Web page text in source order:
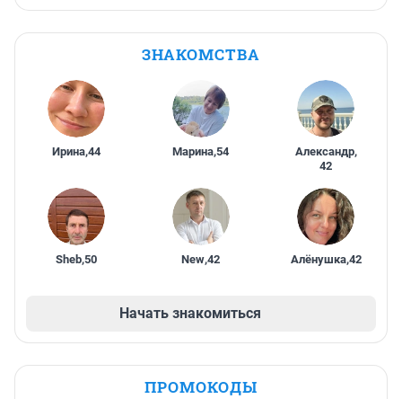
ЗНАКОМСТВА
Ирина,44 Марина,54 Александр,
42
Sheb,50 New,42 Алёнушка,42
Начать знакомиться
ПРОМОКОДЫ